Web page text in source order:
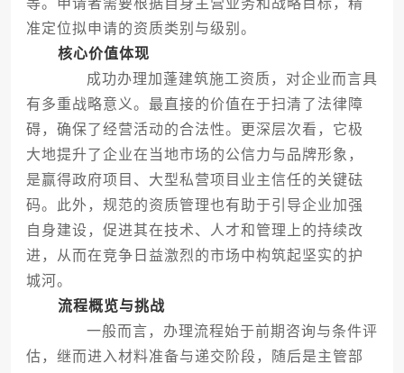
等。申请者需要根据自身主营业务和战略目标，精
准定位拟申请的资质类别与级别。
核心价值体现
成功办理加蓬建筑施工资质，对企业而言具
有多重战略意义。最直接的价值在于扫清了法律障
碍，确保了经营活动的合法性。更深层次看，它极
大地提升了企业在当地市场的公信力与品牌形象，
是赢得政府项目、大型私营项目业主信任的关键砝
码。此外，规范的资质管理也有助于引导企业加强
自身建设，促进其在技术、人才和管理上的持续改
进，从而在竞争日益激烈的市场中构筑起坚实的护
城河。
流程概览与挑战
一般而言，办理流程始于前期咨询与条件评
估，继而进入材料准备与递交阶段，随后是主管部